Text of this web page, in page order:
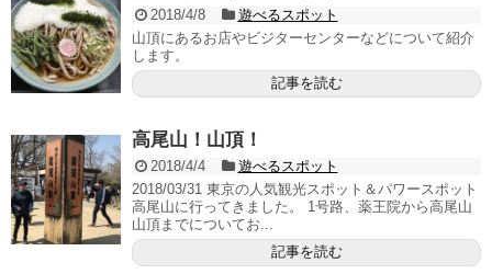
2018/4/8
遊べるスポット
山頂にあるお店やビジターセンターなどについて紹介
します。
記事を読む
高尾山！山頂！
2018/4/4
遊べるスポット
2018/03/31 東京の人気観光スポット＆パワースポット
高尾山に行ってきました。 1号路、薬王院から高尾山
山頂までについてお...
記事を読む